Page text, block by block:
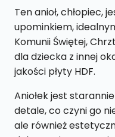
Chrztu
-
biały
AWS4
Ten anioł, chłopiec,
upominkiem,
Komunii Świętej,
dla dziecka z innej
jakości płyty HDF.
Aniołek jest
detale, co czyni go
ale również